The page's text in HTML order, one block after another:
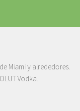
Miami y alrededores.
Vodka.